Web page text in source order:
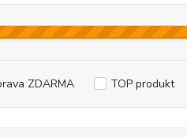
ZDARMA TOP produkt